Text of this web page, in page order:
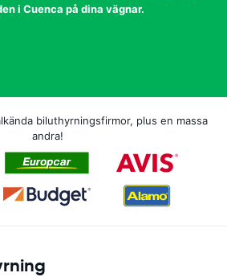
i Cuenca på dina vägnar.
biluthyrningsfirmor, plus en massa
andra!